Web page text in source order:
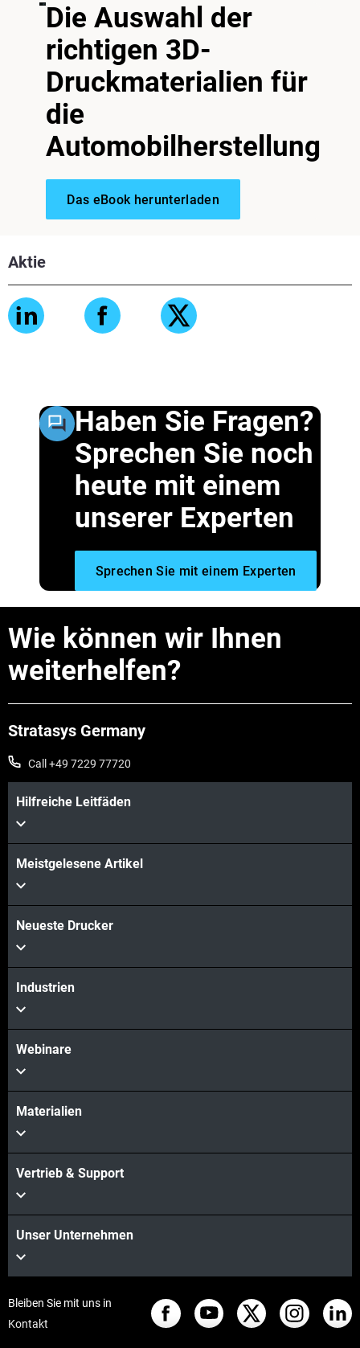
Die Auswahl der
richtigen 3D-
Druckmaterialien für
die
Automobilherstellung
Das eBook herunterladen
Aktie
Haben Sie Fragen?
Sprechen Sie noch
heute mit einem
unserer Experten
Sprechen Sie mit einem Experten
Wie können wir Ihnen
weiterhelfen?
Stratasys Germany
Call +49 7229 77720
Hilfreiche Leitfäden
Meistgelesene Artikel
Neueste Drucker
Industrien
Webinare
Materialien
Vertrieb & Support
Unser Unternehmen
Bleiben Sie mit uns in
Kontakt